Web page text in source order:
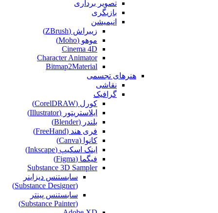
تصویر برداری
بازیگری
انیمیشن
زیبراش (ZBrush)
موهو (Moho)
Cinema 4D
Character Animator
Bitmap2Material
هنرهای تجسمی
نقاشی‌
گرافیک
کورل (CorelDRAW)
ایلاستریتور (Illustrator)
بلندر (Blender)
فری هند (FreeHand)
کانوا (Canva)
اینک اسکیپ (Inkscape)
فیگما (Figma‎)
Substance 3D Sampler
سابستنس دیزاینر
(Substance Designer)
سابستنس پینتر
(Substance Painter)